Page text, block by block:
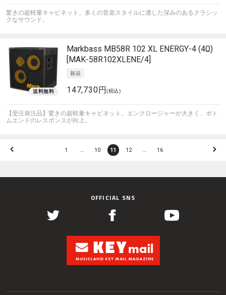
驚きの超軽量キャビネット。多くの音楽スタイルに適した深みのあるクラシッ
クなサウンド。
Markbass MB58R 102 XL ENERGY-4 (4Ω)
[MAK-58R102XLENE/4]
147,730円(税込)
【受注発注品】驚きの超軽量キャビネット。エンクロージャーが大きく、ボト
ムエンドのレスポンスが向上。
1 … 10 11 12 … 16
OFFICIAL SNS